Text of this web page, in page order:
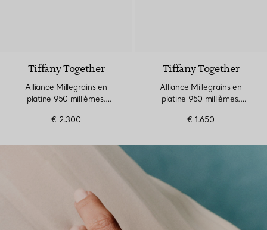
Tiffany Together
Alliance Millegrains en
platine 950 millièmes.
€ 2.300
Tiffany Together
Alliance Millegrains en
platine 950 millièmes.
€ 1.650